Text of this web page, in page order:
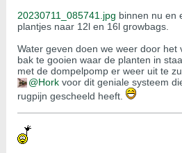
20230711_085741.jpg binnen nu en
plantjes naar 12l en 16l growbags.
Water geven doen we weer door het
bak te gooien waar de planten in
met de dompelpomp er weer uit te
Hork voor dit geniale systeem
rugpijn gescheeld heeft.